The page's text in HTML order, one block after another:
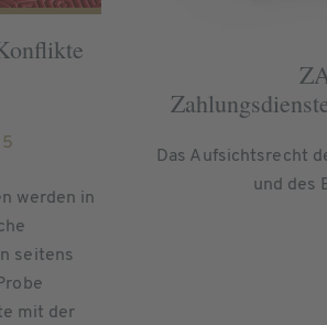
werden in
seitens
mit der
Das Aufsichtsrecht
und des